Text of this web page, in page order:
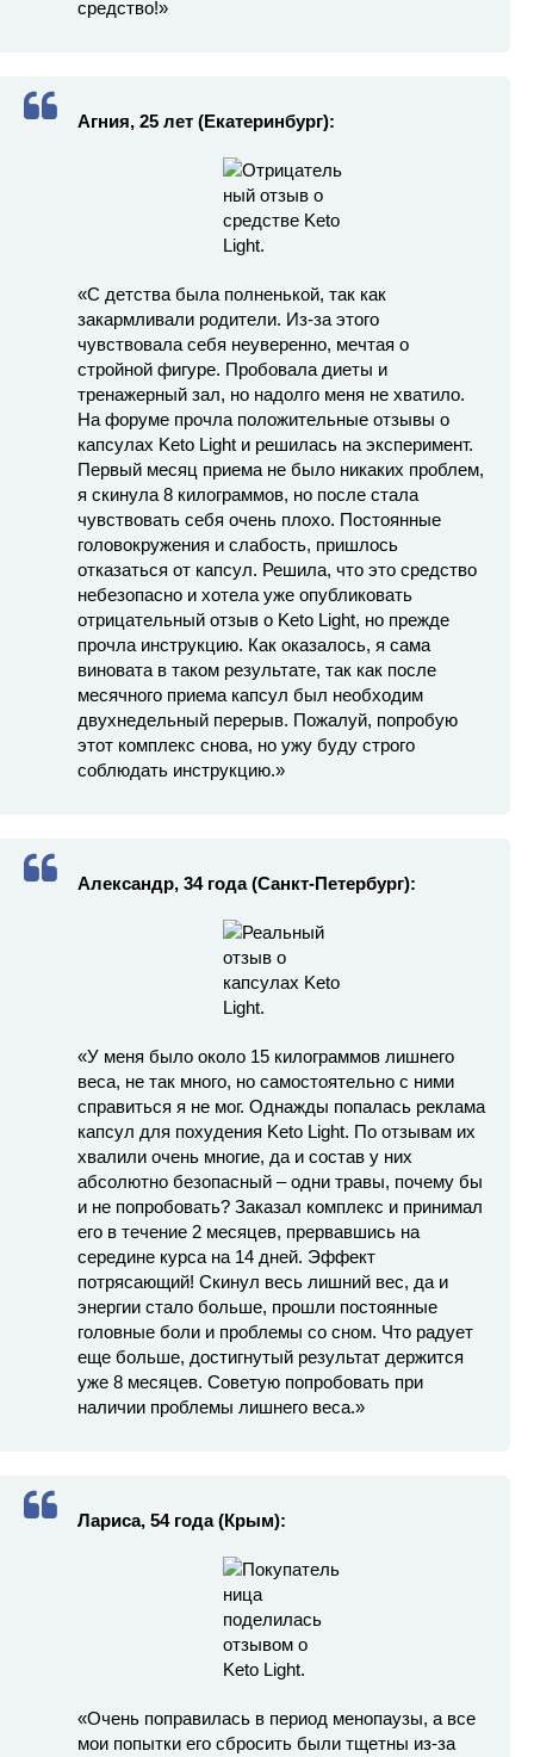
средство!»
Агния, 25 лет (Екатеринбург):
«С детства была полненькой, так как
закармливали родители. Из-за этого
чувствовала себя неуверенно, мечтая о
стройной фигуре. Пробовала диеты и
тренажерный зал, но надолго меня не хватило.
На форуме прочла положительные отзывы о
капсулах Keto Light и решилась на эксперимент.
Первый месяц приема не было никаких проблем,
я скинула 8 килограммов, но после стала
чувствовать себя очень плохо. Постоянные
головокружения и слабость, пришлось
отказаться от капсул. Решила, что это средство
небезопасно и хотела уже опубликовать
отрицательный отзыв о Keto Light, но прежде
прочла инструкцию. Как оказалось, я сама
виновата в таком результате, так как после
месячного приема капсул был необходим
двухнедельный перерыв. Пожалуй, попробую
этот комплекс снова, но ужу буду строго
соблюдать инструкцию.»
Александр, 34 года (Санкт-Петербург):
«У меня было около 15 килограммов лишнего
веса, не так много, но самостоятельно с ними
справиться я не мог. Однажды попалась реклама
капсул для похудения Keto Light. По отзывам их
хвалили очень многие, да и состав у них
абсолютно безопасный – одни травы, почему бы
и не попробовать? Заказал комплекс и принимал
его в течение 2 месяцев, прервавшись на
середине курса на 14 дней. Эффект
потрясающий! Скинул весь лишний вес, да и
энергии стало больше, прошли постоянные
головные боли и проблемы со сном. Что радует
еще больше, достигнутый результат держится
уже 8 месяцев. Советую попробовать при
наличии проблемы лишнего веса.»
Лариса, 54 года (Крым):
«Очень поправилась в период менопаузы, а все
мои попытки его сбросить были тщетны из-за